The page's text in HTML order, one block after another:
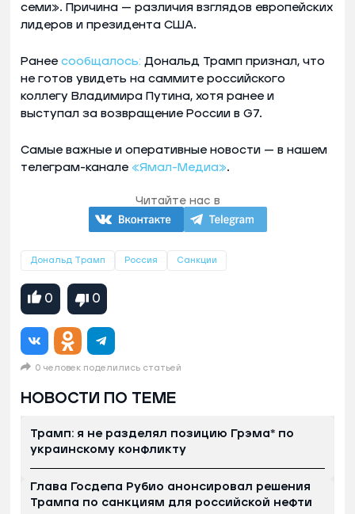
семи». Причина — различия взглядов европейских
лидеров и президента США.
Ранее сообщалось: Дональд Трамп признал, что
не готов увидеть на саммите российского
коллегу Владимира Путина, хотя ранее и
выступал за возвращение России в G7.
Самые важные и оперативные новости — в нашем
телеграм-канале «Ямал-Медиа».
Читайте нас в
Дональд Трамп Россия Санкции
0 0
0 человек поделились статьей
НОВОСТИ ПО ТЕМЕ
Трамп: я не разделял позицию Грэма* по
украинскому конфликту
Глава Госдепа Рубио анонсировал решения
Трампа по санкциям для российской нефти